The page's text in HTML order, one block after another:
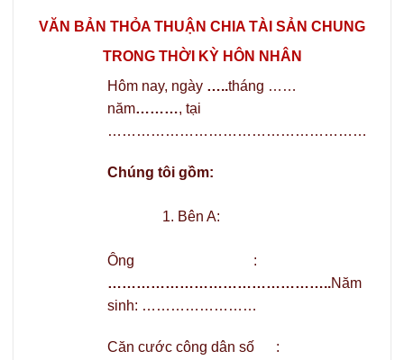
VĂN BẢN THỎA THUẬN CHIA TÀI SẢN CHUNG
TRONG THỜI KỲ HÔN NHÂN
Hôm nay, ngày …..tháng ……
năm………, tại
………………………………………………
Chúng tôi gồm:
Bên A:
Ông :
………………………………………..Năm
sinh: ……………………
Căn cước công dân số :